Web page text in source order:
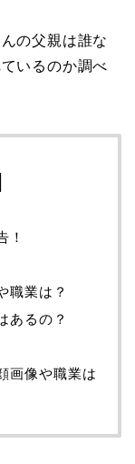
の父親は誰な
いるのか調べ
！
職業は？
あるの？
画像や職業は